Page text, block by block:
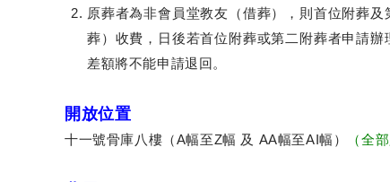
原葬者為非會員堂教友（借葬），則首位附葬
葬）收費，日後若首位附葬或第二附葬者申請
差額將不能申請退回。
開放位置
十一號骨庫八樓（A幅至Z幅 及 AA幅至AI幅） （全